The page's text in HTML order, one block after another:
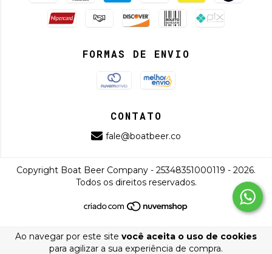
Ao navegar por este site você aceita o uso de cookies
para agilizar a sua experiência de compra.
FORMAS DE ENVIO
CONTATO
fale@boatbeer.co
Copyright Boat Beer Company - 25348351000119 - 2026.
Todos os direitos reservados.